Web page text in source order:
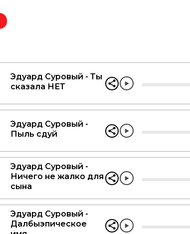
Эдуард Суровый - Ты
сказала НЕТ
Эдуард Суровый -
Пыль сдуй
Эдуард Суровый -
Ничего не жалко для
сына
Эдуард Суровый -
Далбыэпическое